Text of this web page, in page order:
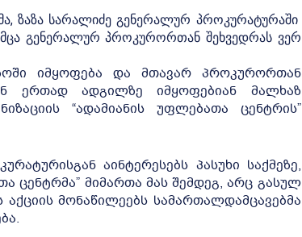
ზაზა სარალიძე გენერალურ პროკურატურაში
გენერალურ პროკურორთან შეხვედრას ვერ
იმყოფება და მთავარ პროკურორთან
ერთად ადგილზე იმყოფებიან მალხაზ
“ადამიანის უფლებათა ცენტრის”
აინტერესებს პასუხი საქმეზე,
ცენტრმა” მიმართა მას შემდეგ, არც გასულ
მონაწილეებს სამართალდამცავებმა